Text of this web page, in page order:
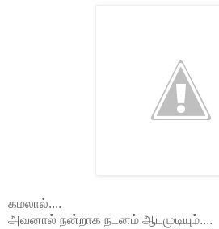
கமலால்....
அவனால் நன்றாக நடனம் ஆடமுடியும்....